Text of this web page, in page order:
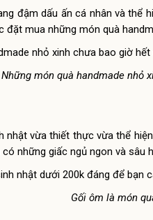
đậm dấu ấn cá nhân và thể
đặt mua những món quà
Những món quà handmade nhỏ
nhật vừa thiết thực vừa thể
những giấc ngủ ngon và sâu
Gối ôm là món